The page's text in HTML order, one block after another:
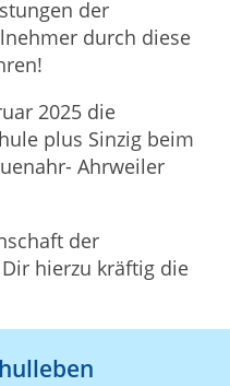
der
durch diese
2025 die
plus Sinzig beim
Ahrweiler
der
hierzu kräftig die